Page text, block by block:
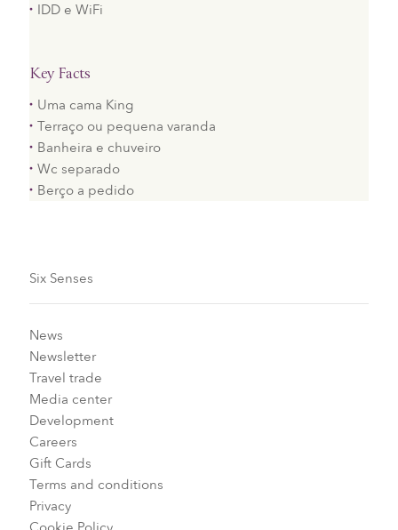
IDD e WiFi
Key Facts
Uma cama King
Terraço ou pequena varanda
Banheira e chuveiro
Wc separado
Berço a pedido
Six Senses
News
Newsletter
Travel trade
Media center
Development
Careers
Gift Cards
Terms and conditions
Privacy